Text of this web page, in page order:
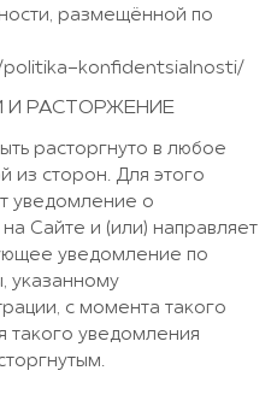
размещённой по
konfidentsialnosti/
И РАСТОРЖЕНИЕ
расторгнуто в любое
из сторон. Для этого
уведомление о
Сайте и (или) направляет
уведомление по
указанному
с момента такого
такого уведомления